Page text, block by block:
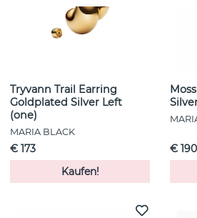
Tryvann Trail Earring
Goldplated Silver Left
(one)
MARIA BLACK
€ 173
Kaufen!
€ 190